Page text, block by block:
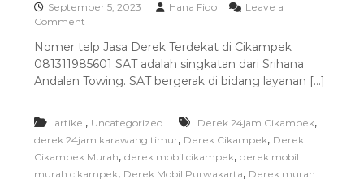
9
8
5
6
0
1
September 5, 2023 Hana Fido
Leave a
Commento
J
A
S
E
R
E
Nomer telp Jasa Derek Terdekat di Cikampek
081311985601 SAT adalah singkatan dari Srihana
Andalan Towing. SAT bergerak di bidang layanan […]
artikel, Uncategorized Derek 24jam Cikampek,
derek 24jam karawang timur, Derek Cikampek, Derek
Cikampek Murah, derek mobil cikampek, derek mobil
murah cikampek, Derek Mobil Purwakarta, Derek murah